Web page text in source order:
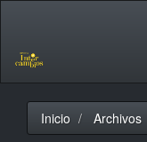
principal
Barra
lateral
Inicio Archivos